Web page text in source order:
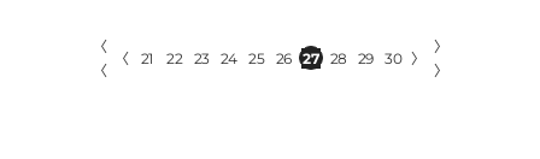
〈
〈
〈 21 22 23 24 25 26 27 28 29 30 〉
〉
〉